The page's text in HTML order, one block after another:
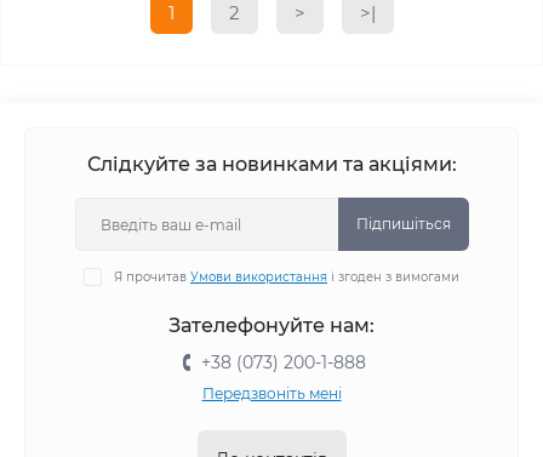
1 2 > >|
Слідкуйте за новинками та акціями:
Підпишіться
Я прочитав Умови використання і згоден з вимогами
Зателефонуйте нам:
+38 (073) 200-1-888
Передзвоніть мені